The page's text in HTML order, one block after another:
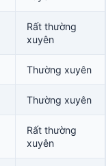
Rất thường
xuyên
Thường xuyên
Thường xuyên
Rất thường
xuyên